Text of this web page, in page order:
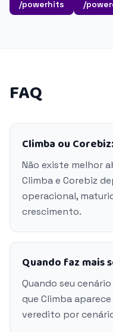
/powerhits
/
FAQ
Climba ou
Não existe melhor
Climba e Corebiz
operacional,
crescimento.
Quando faz mais
Quando seu
que Climba
veredito por